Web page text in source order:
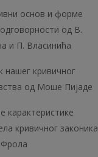
основ и форме
од В.
и П. Власинића
нашег кривичног
од Моше Пијаде
карактеристике
кривичног законика